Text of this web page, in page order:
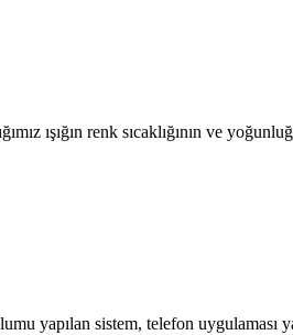
ışığın renk sıcaklığının ve
yapılan sistem, telefon uygulaması